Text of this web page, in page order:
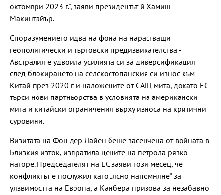
октомври 2023 г.", заяви президентът й Хамиш
Макинтайър.
Споразумението идва на фона на нарастващи
геополитически и търговски предизвикателства -
Австралия е удвоила усилията си за диверсификация
след блокирането на селскостопанския си износ към
Китай през 2020 г. и наложените от САЩ мита, докато ЕС
търси нови партньорства в условията на американски
мита и китайски ограничения върху износа на критични
суровини.
Визитата на Фон дер Лайен беше засенчена от войната в
Близкия изток, изпратила цените на петрола рязко
нагоре. Председателят на ЕС заяви този месец, че
конфликтът е послужил като „ясно напомняне" за
уязвимостта на Европа, а Канбера призова за незабавно